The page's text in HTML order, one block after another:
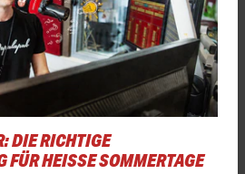
DIE RICHTIGE
HEISSE SOMMERTAGE